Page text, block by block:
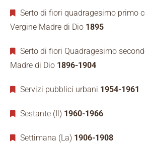
Serto di fiori quadragesimo primo
Vergine Madre di Dio 1895
Serto di fiori Quadragesimo
Madre di Dio 1896-1904
Servizi pubblici urbani 1954-1961
Sestante (Il) 1960-1966
Settimana (La) 1906-1908